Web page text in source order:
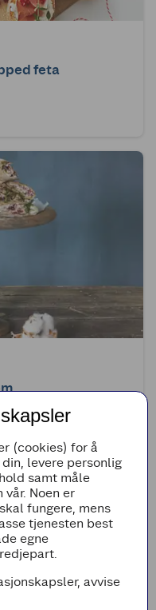
feta
(cookies) for å
levere personlig
samt måle
Noen er
fungere, mens
tjenesten best
egne
avvise